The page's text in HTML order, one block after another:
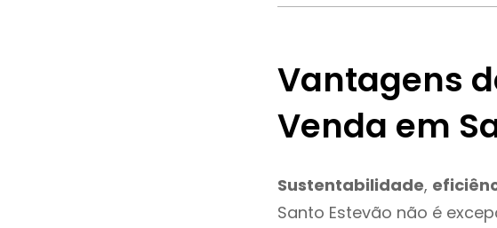
Vantagens
Venda em
Sustentabilidade,
Santo Estevão não é